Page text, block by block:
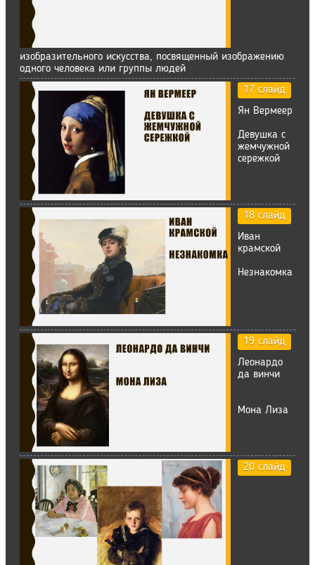
изобразительного искусства, посвященный изображению
одного человека или группы людей
17 слайд
Ян Вермеер
Девушка с
жемчужной
сережкой
18 слайд
Иван
крамской
Незнакомка
19 слайд
Леонардо
да винчи
Мона Лиза
20 слайд